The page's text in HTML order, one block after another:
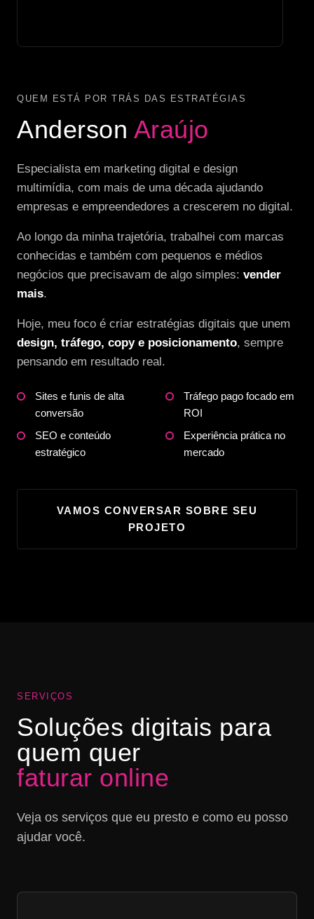
QUEM ESTÁ POR TRÁS DAS ESTRATÉGIAS
Anderson Araújo
Especialista em marketing digital e design
multimídia, com mais de uma década ajudando
empresas e empreendedores a crescerem no digital.
Ao longo da minha trajetória, trabalhei com marcas
conhecidas e também com pequenos e médios
negócios que precisavam de algo simples: vender
mais.
Hoje, meu foco é criar estratégias digitais que unem
design, tráfego, copy e posicionamento, sempre
pensando em resultado real.
Sites e funis de alta
conversão
Tráfego pago focado em
ROI
SEO e conteúdo
estratégico
Experiência prática no
mercado
VAMOS CONVERSAR SOBRE SEU
PROJETO
SERVIÇOS
Soluções digitais para
quem quer
faturar online
Veja os serviços que eu presto e como eu posso
ajudar você.